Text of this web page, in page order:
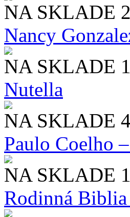
NA SKLADE
Nancy
NA SKLADE
Nutella
NA SKLADE
Paulo Coelho
NA SKLADE
Rodinná Biblia